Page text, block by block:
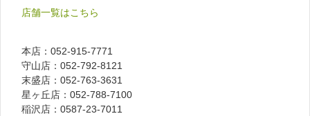
店舗一覧はこちら
本店：052-915-7771
守山店：052-792-8121
末盛店：052-763-3631
星ヶ丘店：052-788-7100
稲沢店：0587-23-7011